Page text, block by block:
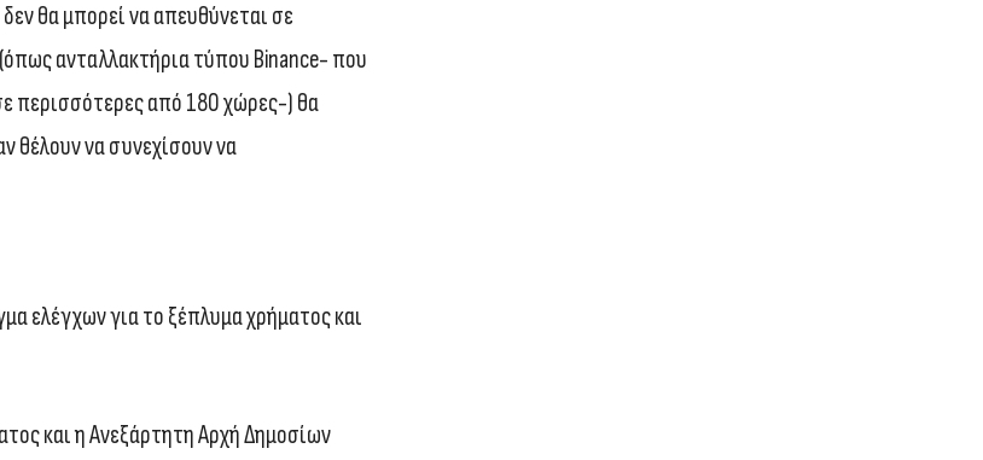
θα μπορεί να απευθύνεται σε
ανταλλακτήρια τύπου Binance- που
περισσότερες από 180 χώρες-) θα
θέλουν να συνεχίσουν να
ελέγχων για το ξέπλυμα χρήματος και
και η Ανεξάρτητη Αρχή Δημοσίων